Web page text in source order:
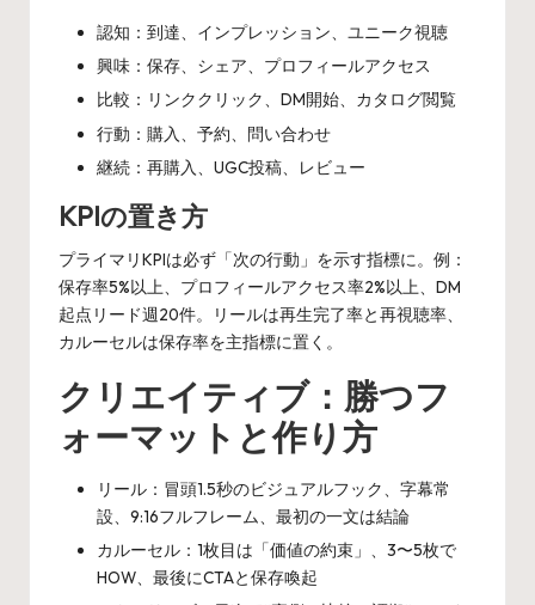
認知：到達、インプレッション、ユニーク視聴
興味：保存、シェア、プロフィールアクセス
比較：リンククリック、DM開始、カタログ閲覧
行動：購入、予約、問い合わせ
継続：再購入、UGC投稿、レビュー
KPIの置き方
プライマリKPIは必ず「次の行動」を示す指標に。例：
保存率5%以上、プロフィールアクセス率2%以上、DM
起点リード週20件。リールは再生完了率と再視聴率、
カルーセルは保存率を主指標に置く。
クリエイティブ：勝つフ
ォーマットと作り方
リール：冒頭1.5秒のビジュアルフック、字幕常
設、9:16フルフレーム、最初の一文は結論
カルーセル：1枚目は「価値の約束」、3〜5枚で
HOW、最後にCTAと保存喚起